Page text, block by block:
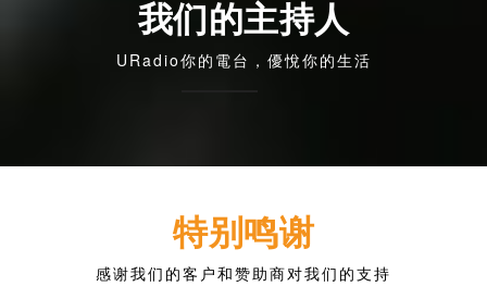
我们的主持人
URadio你的電台，優悅你的生活
特别鸣谢
感谢我们的客户和赞助商对我们的支持